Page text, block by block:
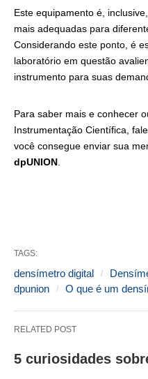
Este equipamento é,
mais adequadas para
Considerando este ponto, é
laboratório em questão
instrumento para suas
Para saber mais e conhecer
Instrumentação Científica,
você consegue enviar sua
dpUNION
TAGS:
densímetro digital
dpunion
O que é um
RELATED POST
5 curiosidades